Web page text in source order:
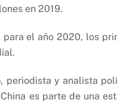
en 2019.
para el año 2020, los
, periodista y analista
es parte de una